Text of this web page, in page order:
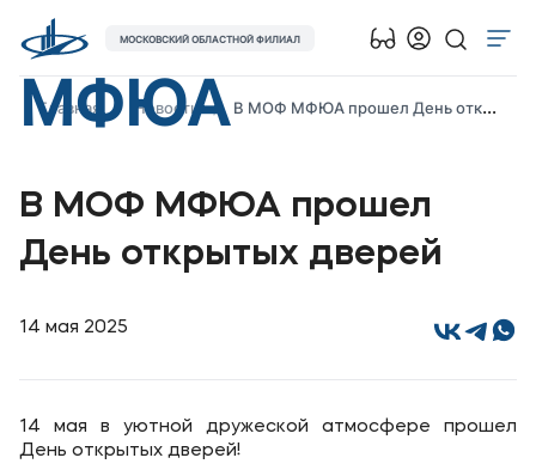
МФЮА
МОСКОВСКИЙ ОБЛАСТНОЙ ФИЛИАЛ
Об университете
Поступающим
Музейно-выставочный центр МФЮА
Студентам
Главная Новости В МОФ МФЮА прошел День открытых дверей
В МОФ МФЮА прошел
День открытых дверей
14 мая 2025
14 мая в уютной дружеской атмосфере прошел
День открытых дверей!